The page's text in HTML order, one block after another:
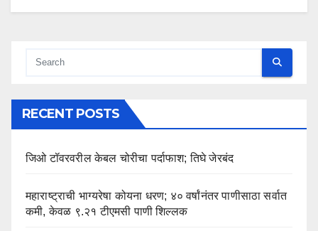
RECENT POSTS
जिओ टॉवरवरील केबल चोरीचा पर्दाफाश; तिघे जेरबंद
महाराष्ट्राची भाग्यरेषा कोयना धरण; ४० वर्षांनंतर पाणीसाठा सर्वात
कमी, केवळ ९.२१ टीएमसी पाणी शिल्लक